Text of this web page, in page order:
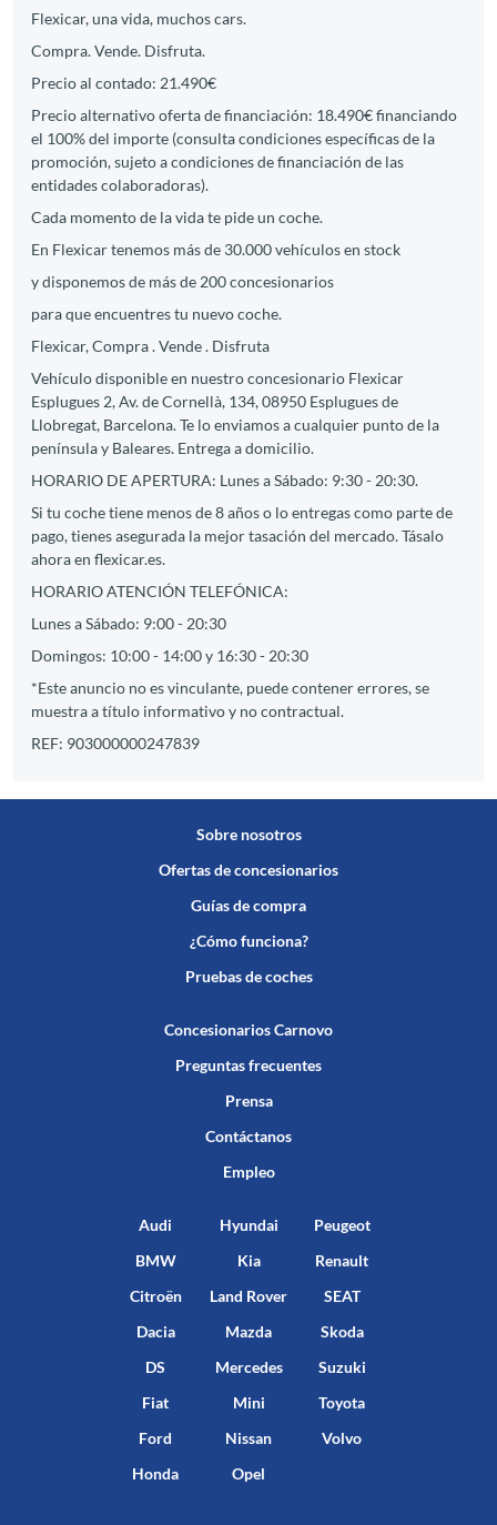
Flexicar, una vida, muchos cars.
Compra. Vende. Disfruta.
Precio al contado: 21.490€
Precio alternativo oferta de financiación: 18.490€ financiando
el 100% del importe (consulta condiciones específicas de la
promoción, sujeto a condiciones de financiación de las
entidades colaboradoras).
Cada momento de la vida te pide un coche.
En Flexicar tenemos más de 30.000 vehículos en stock
y disponemos de más de 200 concesionarios
para que encuentres tu nuevo coche.
Flexicar, Compra . Vende . Disfruta
Vehículo disponible en nuestro concesionario Flexicar
Esplugues 2, Av. de Cornellà, 134, 08950 Esplugues de
Llobregat, Barcelona. Te lo enviamos a cualquier punto de la
península y Baleares. Entrega a domicilio.
HORARIO DE APERTURA: Lunes a Sábado: 9:30 - 20:30.
Si tu coche tiene menos de 8 años o lo entregas como parte de
pago, tienes asegurada la mejor tasación del mercado. Tásalo
ahora en flexicar.es.
HORARIO ATENCIÓN TELEFÓNICA:
Lunes a Sábado: 9:00 - 20:30
Domingos: 10:00 - 14:00 y 16:30 - 20:30
*Este anuncio no es vinculante, puede contener errores, se
muestra a título informativo y no contractual.
REF: 903000000247839
Sobre nosotros
Ofertas de concesionarios
Guías de compra
¿Cómo funciona?
Pruebas de coches
Concesionarios Carnovo
Preguntas frecuentes
Prensa
Contáctanos
Empleo
Audi
BMW
Citroën
Dacia
DS
Fiat
Ford
Honda
Hyundai
Kia
Land Rover
Mazda
Mercedes
Mini
Nissan
Opel
Peugeot
Renault
SEAT
Skoda
Suzuki
Toyota
Volvo